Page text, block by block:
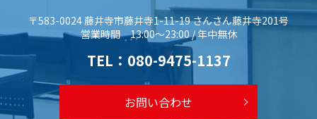
〒583-0024 藤井寺市藤井寺1-11-19 さんさん藤井寺201号
営業時間 13:00～23:00 / 年中無休
TEL： 080-9475-1137
お問い合わせ